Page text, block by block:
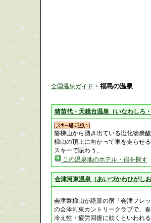
全国温泉ガイド > 福島の温泉
猪苗代・天鏡台温泉（いなわしろ
磐梯山から湧き出ている塩化物炭
梯山の頂上に向かって車を走らせ
スキーで賑わう。
この温泉地のホテル・宿を探す
会津河東温泉（あいづかわひがしお
会津磐梯山が絶景の宿「会津フレ
の会津河東カントリークラブで、
冷え性・疲労回復に効くといわれ